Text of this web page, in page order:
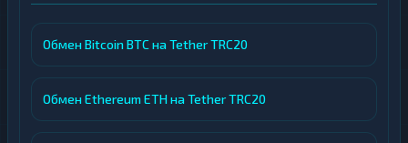
Обмен Bitcoin BTC на Tether TRC20
Обмен Ethereum ETH на Tether TRC20